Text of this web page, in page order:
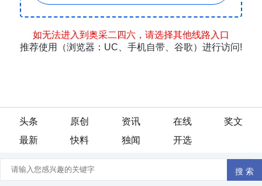
头条 原创 资讯 在线
奖文
最新
快料 独闻 开选